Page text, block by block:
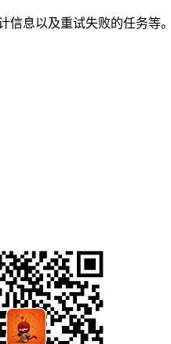
信息以及重试失败的任务等。